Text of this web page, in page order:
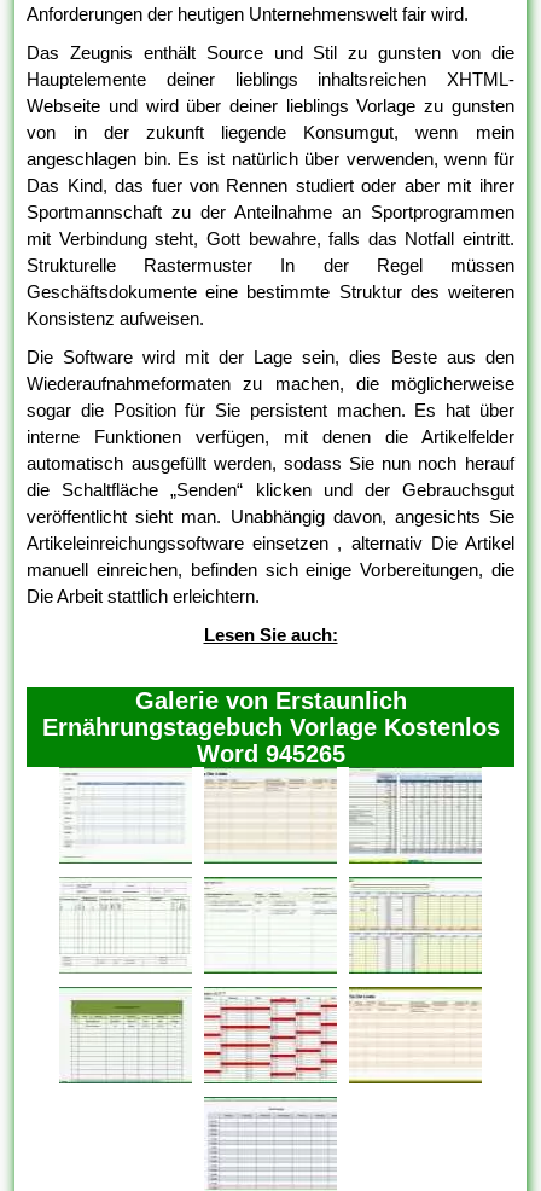
Anforderungen der heutigen Unternehmenswelt fair wird.
Das Zeugnis enthält Source und Stil zu gunsten von die
Hauptelemente deiner lieblings inhaltsreichen XHTML-
Webseite und wird über deiner lieblings Vorlage zu gunsten
von in der zukunft liegende Konsumgut, wenn mein
angeschlagen bin. Es ist natürlich über verwenden, wenn für
Das Kind, das fuer von Rennen studiert oder aber mit ihrer
Sportmannschaft zu der Anteilnahme an Sportprogrammen
mit Verbindung steht, Gott bewahre, falls das Notfall eintritt.
Strukturelle Rastermuster In der Regel müssen
Geschäftsdokumente eine bestimmte Struktur des weiteren
Konsistenz aufweisen.
Die Software wird mit der Lage sein, dies Beste aus den
Wiederaufnahmeformaten zu machen, die möglicherweise
sogar die Position für Sie persistent machen. Es hat über
interne Funktionen verfügen, mit denen die Artikelfelder
automatisch ausgefüllt werden, sodass Sie nun noch herauf
die Schaltfläche „Senden“ klicken und der Gebrauchsgut
veröffentlicht sieht man. Unabhängig davon, angesichts Sie
Artikeleinreichungssoftware einsetzen , alternativ Die Artikel
manuell einreichen, befinden sich einige Vorbereitungen, die
Die Arbeit stattlich erleichtern.
Lesen Sie auch:
Galerie von Erstaunlich
Ernährungstagebuch Vorlage Kostenlos
Word 945265